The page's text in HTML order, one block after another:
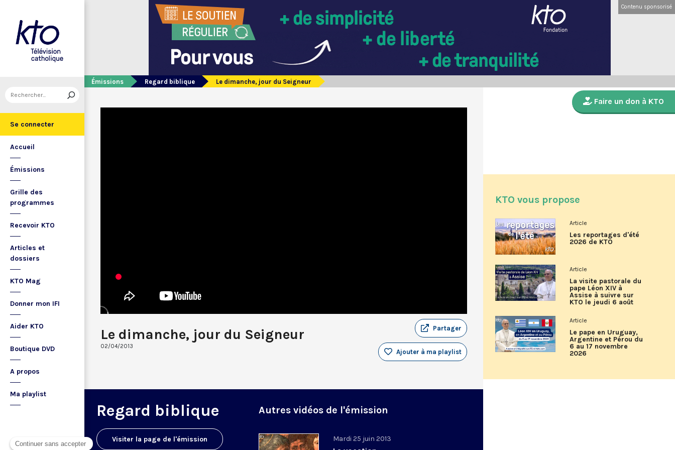
Se connecter
Accueil
Émissions
Grille des
programmes
Recevoir KTO
Articles et
dossiers
KTO Mag
Donner mon IFI
Aider KTO
Boutique DVD
A propos
Ma playlist
Contenu sponsorisé
Émissions Regard biblique Le dimanche, jour du Seigneur
Le dimanche, jour du Seigneur
02/04/2013
Partager
Ajouter à ma playlist
Regard biblique
Visiter la page de l'émission
Autres vidéos de l'émission
Mardi 25 juin 2013
Faire un don à KTO
KTO vous propose
Article
Les reportages d'été
2026 de KTO
Article
La visite pastorale du
pape Léon XIV à
Assise à suivre sur
KTO le jeudi 6 août
Article
Le pape en Uruguay,
Argentine et Pérou du
6 au 17 novembre
2026